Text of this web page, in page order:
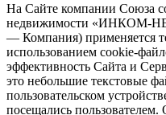
На Сайте компании Союза
недвижимости «ИНКОМ-
— Компания) применяется
использованием cookie-
эффективность Сайта и
это небольшие текстовые
пользовательском
посещались